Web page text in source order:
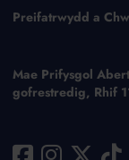
Preifatrwydd a
Mae Prifysgol
gofrestredig, Rhif